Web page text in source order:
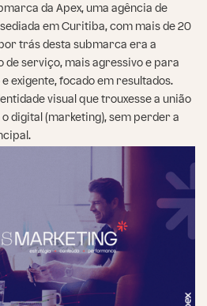
da Apex, uma agência de
em Curitiba, com mais de 20
trás desta submarca era a
de serviço, mais agressivo e para
exigente, focado em resultados.
visual que trouxesse a união
digital (marketing), sem perder a